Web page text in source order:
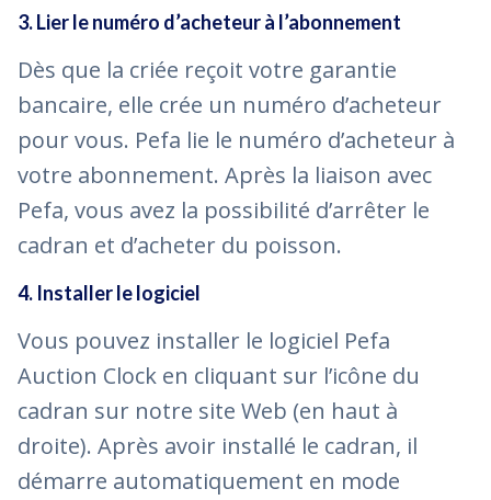
3. Lier le numéro d’acheteur à l’abonnement
Dès que la criée reçoit votre garantie
bancaire, elle crée un numéro d’acheteur
pour vous. Pefa lie le numéro d’acheteur à
votre abonnement. Après la liaison avec
Pefa, vous avez la possibilité d’arrêter le
cadran et d’acheter du poisson.
4. Installer le logiciel
Vous pouvez installer le logiciel Pefa
Auction Clock en cliquant sur l’icône du
cadran sur notre site Web (en haut à
droite). Après avoir installé le cadran, il
démarre automatiquement en mode